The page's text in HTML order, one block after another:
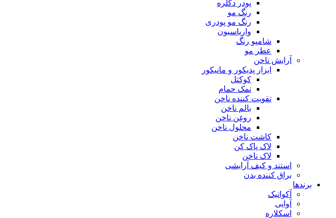
پودر دکلره
رنگ مو
رنگ مو پودری
واریاسیون
شامپو رنگ
عطر مو
آرایش ناخن
ابزار پدیکور و مانیکور
کوکتل
نمک حمام
تقویت کننده ناخن
بالم ناخن
روغن ناخن
محلول ناخن
کاشت ناخن
لاک پاک کن
لاک ناخن
استند و کیف آرایشی
براق کننده بدن
برندها
آکواتیک
آوایی
اسکلاره